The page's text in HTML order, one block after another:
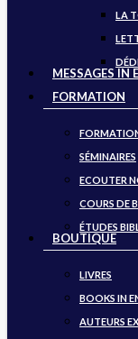
LA
MESSAGES IN
FORMATION
SÉMINAIRES
ECOUTER
COURS DE
ÉTUDES
BOUTIQUE
LIVRES
BOOKS IN
AUTEURS